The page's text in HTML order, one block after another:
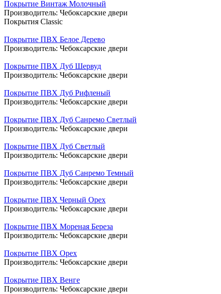
Покрытие Винтаж Молочный
Производитель: Чебоксарские двери
Покрытия Classic
Покрытие ПВХ Белое Дерево
Производитель: Чебоксарские двери
Покрытие ПВХ Дуб Шервуд
Производитель: Чебоксарские двери
Покрытие ПВХ Дуб Рифленый
Производитель: Чебоксарские двери
Покрытие ПВХ Дуб Санремо Светлый
Производитель: Чебоксарские двери
Покрытие ПВХ Дуб Светлый
Производитель: Чебоксарские двери
Покрытие ПВХ Дуб Санремо Темный
Производитель: Чебоксарские двери
Покрытие ПВХ Черный Орех
Производитель: Чебоксарские двери
Покрытие ПВХ Мореная Береза
Производитель: Чебоксарские двери
Покрытие ПВХ Орех
Производитель: Чебоксарские двери
Покрытие ПВХ Венге
Производитель: Чебоксарские двери